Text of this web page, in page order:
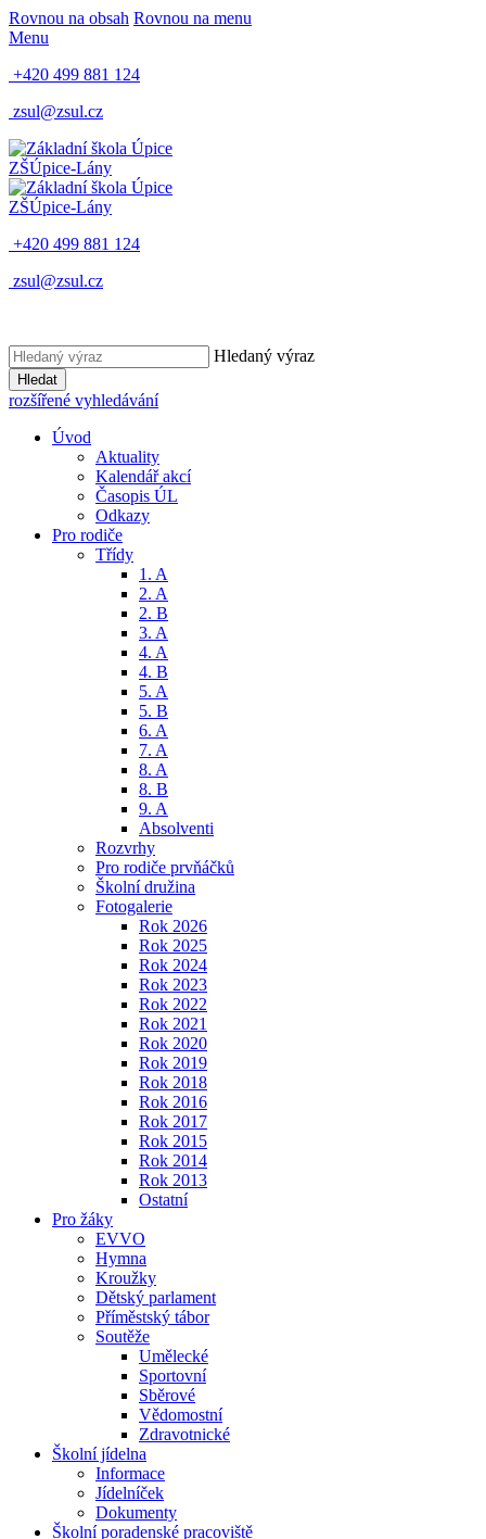
Rovnou na obsah Rovnou na menu
Menu
+420 499 881 124
zsul@zsul.cz
ZŠÚpice-Lány
ZŠÚpice-Lány
+420 499 881 124
zsul@zsul.cz
Hledaný výraz
Hledat
rozšířené vyhledávání
Úvod
Aktuality
Kalendář akcí
Časopis ÚL
Odkazy
Pro rodiče
Třídy
1. A
2. A
2. B
3. A
4. A
4. B
5. A
5. B
6. A
7. A
8. A
8. B
9. A
Absolventi
Rozvrhy
Pro rodiče prvňáčků
Školní družina
Fotogalerie
Rok 2026
Rok 2025
Rok 2024
Rok 2023
Rok 2022
Rok 2021
Rok 2020
Rok 2019
Rok 2018
Rok 2016
Rok 2017
Rok 2015
Rok 2014
Rok 2013
Ostatní
Pro žáky
EVVO
Hymna
Kroužky
Dětský parlament
Příměstský tábor
Soutěže
Umělecké
Sportovní
Sběrové
Vědomostní
Zdravotnické
Školní jídelna
Informace
Jídelníček
Dokumenty
Školní poradenské pracoviště